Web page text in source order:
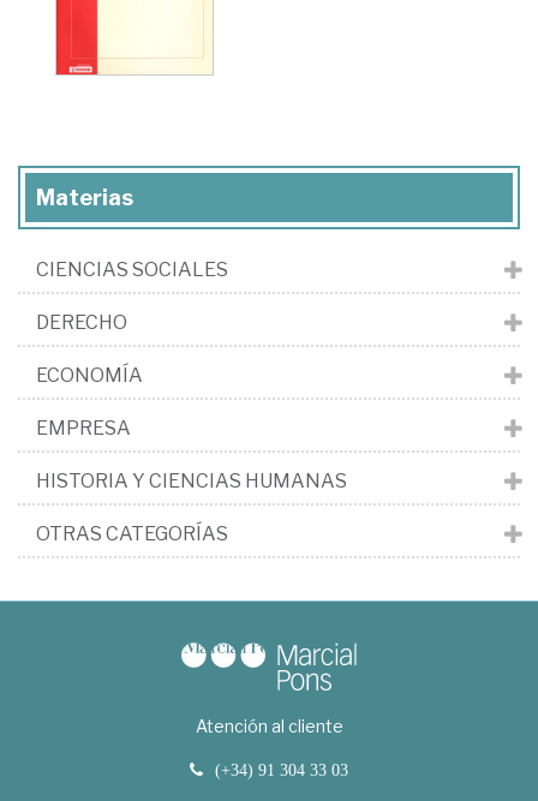
Materias
CIENCIAS SOCIALES
DERECHO
ECONOMÍA
EMPRESA
HISTORIA Y CIENCIAS HUMANAS
OTRAS CATEGORÍAS
Atención al cliente
(+34) 91 304 33 03